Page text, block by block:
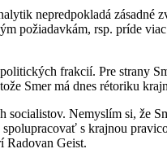
nepredpokladá
požiadavkám, rsp. príde
frakcií. Pre strany
Smer má dnes rétoriku
Nemyslím si,
s krajnou
Radovan Geist.